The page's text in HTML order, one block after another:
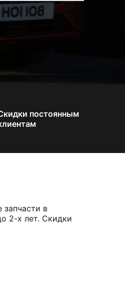
постоянным
запчасти в
2-х лет. Скидки